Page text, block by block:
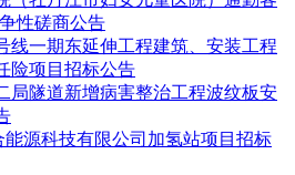
性磋商公告
线一期东延伸工程建筑、安装工程
险项目招标公告
局隧道新增病害整治工程波纹板安
能源科技有限公司加氢站项目招标